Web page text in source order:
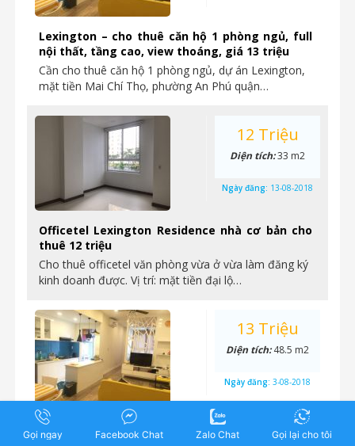
Lexington – cho thuê căn hộ 1 phòng ngủ, full
nội thất, tầng cao, view thoáng, giá 13 triệu
Cần cho thuê căn hộ 1 phòng ngủ, dự án Lexington,
mặt tiền Mai Chí Thọ, phường An Phú quận…
Officetel Lexington Residence nhà cơ bản cho
thuê 12 triệu
Cho thuê officetel văn phòng vừa ở vừa làm đăng ký
kinh doanh được. Vị trí: mặt tiền đại lộ…
12 Triệu
Diện tích:33 m2
Ngày đăng: 13-08-2018
Lexington Residence – cho thuê 1 phòng ngủ,
nội thất đầy đủ, tầng cao, view đẹp, giá 13,5
13 Triệu
Diện tích:48.5 m2
Ngày đăng: 3-08-2018
Gọi ngay Facebook Chat Zalo Chat Gọi lại cho tôi